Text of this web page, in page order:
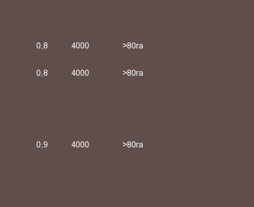
0,8 4000 >80ra
0,8 4000 >80ra
0,9 4000 >80ra